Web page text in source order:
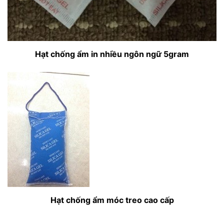
Hạt chống ẩm in nhiều ngôn ngữ 5gram
Hạt chống ẩm móc treo cao cấp